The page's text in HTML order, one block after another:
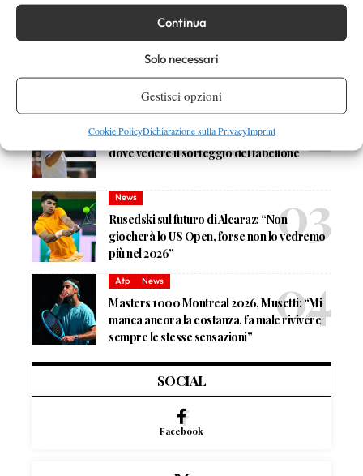
Continua
Solo necessari
Gestisci opzioni
Cookie PolicyDichiarazione sulla PrivacyImprint
DI TENDENZA
Masters 1000 Cincinnati 2026: forfait di
Quinn, Sonego entra nel tabellone
Tennis in TV
Masters 1000 Cincinnati 2026: a che ora e
dove vedere il sorteggio del tabellone
News
Rusedski sul futuro di Alcaraz: “Non
giocherà lo US Open, forse non lo vedremo
più nel 2026”
Atp News
Masters 1000 Montreal 2026, Musetti: “Mi
manca ancora la costanza, fa male rivivere
sempre le stesse sensazioni”
SOCIAL
Facebook